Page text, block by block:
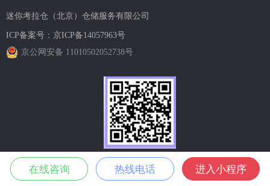
迷你考拉仓（北京）仓储服务有限公司
ICP备案号： 京ICP备14057963号
京公网安备 11010502052738号
在线咨询 热线电话 进入小程序